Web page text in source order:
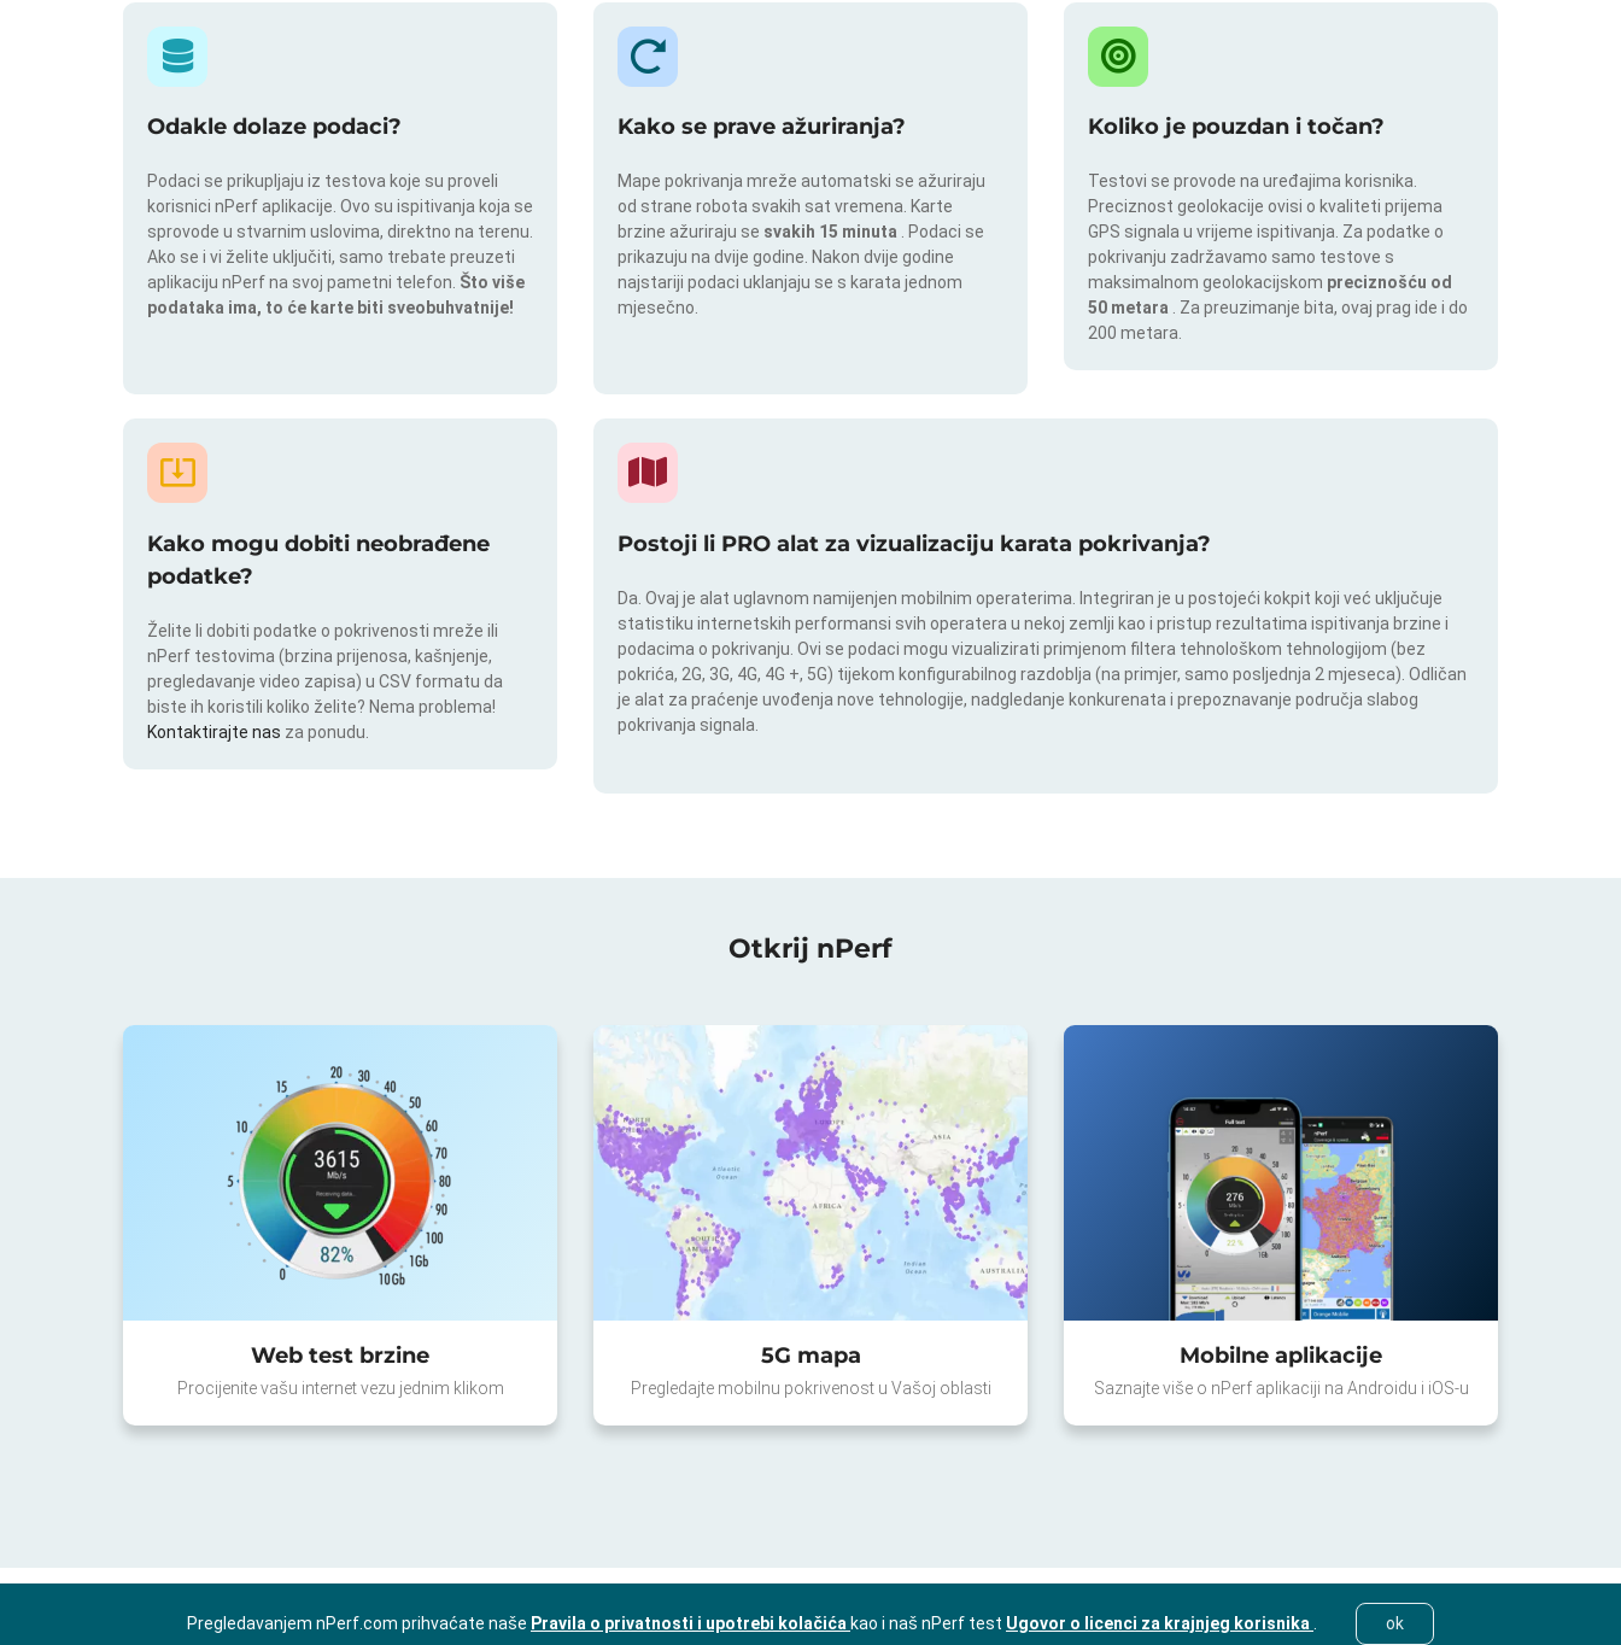
Odakle dolaze podaci?
Podaci se prikupljaju iz testova koje su proveli
korisnici nPerf aplikacije. Ovo su ispitivanja koja se
sprovode u stvarnim uslovima, direktno na terenu.
Ako se i vi želite uključiti, samo trebate preuzeti
aplikaciju nPerf na svoj pametni telefon. Što više
podataka ima, to će karte biti sveobuhvatnije!
Kako se prave ažuriranja?
Mape pokrivanja mreže automatski se ažuriraju
od strane robota svakih sat vremena. Karte
brzine ažuriraju se svakih 15 minuta
. Podaci se
prikazuju na dvije godine. Nakon dvije godine
najstariji podaci uklanjaju se s karata jednom
mjesečno.
Koliko je pouzdan i točan?
Testovi se provode na uređajima korisnika.
Preciznost geolokacije ovisi o kvaliteti prijema
GPS signala u vrijeme ispitivanja. Za podatke o
pokrivanju zadržavamo samo testove s
maksimalnom geolokacijskom preciznošću od
50 metara
. Za preuzimanje bita, ovaj prag ide i do
200 metara.
Kako mogu dobiti neobrađene
podatke?
Želite li dobiti podatke o pokrivenosti mreže ili
nPerf testovima (brzina prijenosa, kašnjenje,
pregledavanje video zapisa) u CSV formatu da
biste ih koristili koliko želite? Nema problema!
Kontaktirajte nas za ponudu.
Postoji li PRO alat za vizualizaciju karata pokrivanja?
Da. Ovaj je alat uglavnom namijenjen mobilnim operaterima. Integriran je u postojeći kokpit koji već uključuje
statistiku internetskih performansi svih operatera u nekoj zemlji kao i pristup rezultatima ispitivanja brzine i
podacima o pokrivanju. Ovi se podaci mogu vizualizirati primjenom filtera tehnološkom tehnologijom (bez
pokrića, 2G, 3G, 4G, 4G +, 5G) tijekom konfigurabilnog razdoblja (na primjer, samo posljednja 2 mjeseca). Odličan
je alat za praćenje uvođenja nove tehnologije, nadgledanje konkurenata i prepoznavanje područja slabog
pokrivanja signala.
Otkrij nPerf
Web test brzine
Procijenite vašu internet vezu jednim klikom
5G mapa
Pregledajte mobilnu pokrivenost u Vašoj oblasti
Mobilne aplikacije
Saznajte više o nPerf aplikaciji na Androidu i iOS-u
Pregledavanjem nPerf.com prihvaćate naše Pravila o privatnosti i upotrebi kolačića kao i naš nPerf test Ugovor o licenci za krajnjeg korisnika ok